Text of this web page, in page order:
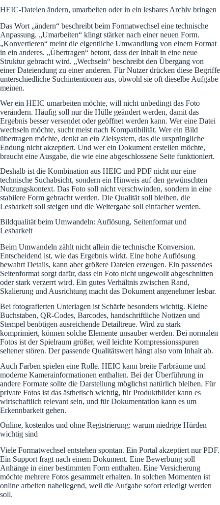
HEIC-Dateien ändern, umarbeiten oder in ein lesbares Archiv bringen
Das Wort „ändern“ beschreibt beim Formatwechsel eine technische
Anpassung. „Umarbeiten“ klingt stärker nach einer neuen Form.
„Konvertieren“ meint die eigentliche Umwandlung von einem Format
in ein anderes. „Übertragen“ betont, dass der Inhalt in eine neue
Struktur gebracht wird. „Wechseln“ beschreibt den Übergang von
einer Dateiendung zu einer anderen. Für Nutzer drücken diese Begriffe
unterschiedliche Suchintentionen aus, obwohl sie oft dieselbe Aufgabe
meinen.
Wer ein HEIC umarbeiten möchte, will nicht unbedingt das Foto
verändern. Häufig soll nur die Hülle geändert werden, damit das
Ergebnis besser versendet oder geöffnet werden kann. Wer eine Datei
wechseln möchte, sucht meist nach Kompatibilität. Wer ein Bild
übertragen möchte, denkt an ein Zielsystem, das die ursprüngliche
Endung nicht akzeptiert. Und wer ein Dokument erstellen möchte,
braucht eine Ausgabe, die wie eine abgeschlossene Seite funktioniert.
Deshalb ist die Kombination aus HEIC und PDF nicht nur eine
technische Suchabsicht, sondern ein Hinweis auf den gewünschten
Nutzungskontext. Das Foto soll nicht verschwinden, sondern in eine
stabilere Form gebracht werden. Die Qualität soll bleiben, die
Lesbarkeit soll steigen und die Weitergabe soll einfacher werden.
Bildqualität beim Umwandeln: Auflösung, Seitenformat und
Lesbarkeit
Beim Umwandeln zählt nicht allein die technische Konversion.
Entscheidend ist, wie das Ergebnis wirkt. Eine hohe Auflösung
bewahrt Details, kann aber größere Dateien erzeugen. Ein passendes
Seitenformat sorgt dafür, dass ein Foto nicht ungewollt abgeschnitten
oder stark verzerrt wird. Ein gutes Verhältnis zwischen Rand,
Skalierung und Ausrichtung macht das Dokument angenehmer lesbar.
Bei fotografierten Unterlagen ist Schärfe besonders wichtig. Kleine
Buchstaben, QR-Codes, Barcodes, handschriftliche Notizen und
Stempel benötigen ausreichende Detailtreue. Wird zu stark
komprimiert, können solche Elemente unsauber werden. Bei normalen
Fotos ist der Spielraum größer, weil leichte Kompressionsspuren
seltener stören. Der passende Qualitätswert hängt also vom Inhalt ab.
Auch Farben spielen eine Rolle. HEIC kann breite Farbräume und
moderne Kamerainformationen enthalten. Bei der Überführung in
andere Formate sollte die Darstellung möglichst natürlich bleiben. Für
private Fotos ist das ästhetisch wichtig, für Produktbilder kann es
wirtschaftlich relevant sein, und für Dokumentation kann es um
Erkennbarkeit gehen.
Online, kostenlos und ohne Registrierung: warum niedrige Hürden
wichtig sind
Viele Formatwechsel entstehen spontan. Ein Portal akzeptiert nur PDF.
Ein Support fragt nach einem Dokument. Eine Bewerbung soll
Anhänge in einer bestimmten Form enthalten. Eine Versicherung
möchte mehrere Fotos gesammelt erhalten. In solchen Momenten ist
online arbeiten naheliegend, weil die Aufgabe sofort erledigt werden
soll.